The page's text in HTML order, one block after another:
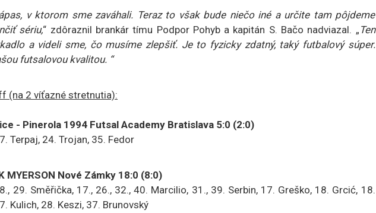
v ktorom sme zaváhali. Teraz to však bude niečo iné a určite tam pôjdeme
sériu,“ zdôraznil brankár tímu Podpor Pohyb a kapitán S. Bačo nadviazal. „ Ten
a videli sme, čo musíme zlepšiť. Je to fyzicky zdatný, taký futbalový súper.
futsalovou kvalitou. “
(na 2 víťazné stretnutia):
- Pinerola 1994 Futsal Academy Bratislava 5:0 (2:0)
Terpaj, 24. Trojan, 35. Fedor
MYERSON Nové Zámky 18:0 (8:0)
29. Směřička, 17., 26., 32., 40. Marcilio, 31., 39. Serbin, 17. Greško, 18. Grcić, 18.
Kulich, 28. Keszi, 37. Brunovský